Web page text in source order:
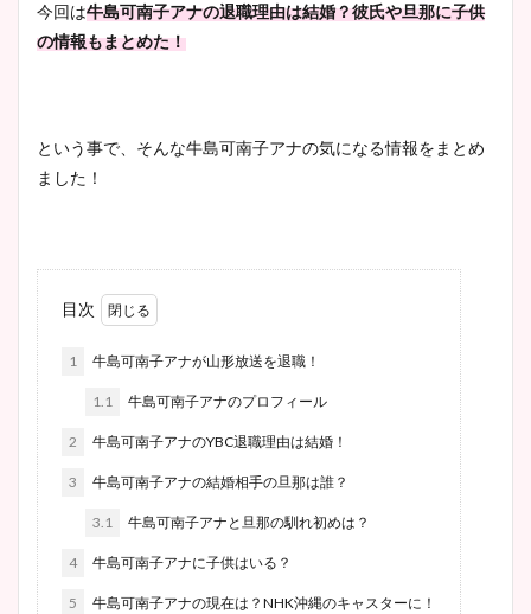
今回は牛島可南子アナの退職理由は結婚？彼氏や旦那に子供
の情報もまとめた！
という事で、そんな牛島可南子アナの気になる情報をまとめ
ました！
目次
1 牛島可南子アナが山形放送を退職！
1.1 牛島可南子アナのプロフィール
2 牛島可南子アナのYBC退職理由は結婚！
3 牛島可南子アナの結婚相手の旦那は誰？
3.1 牛島可南子アナと旦那の馴れ初めは？
4 牛島可南子アナに子供はいる？
5 牛島可南子アナの現在は？NHK沖縄のキャスターに！